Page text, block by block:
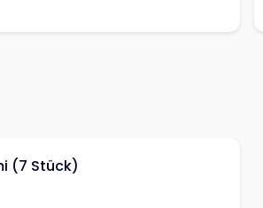
(7 Stück)